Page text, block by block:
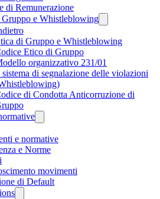
di Remunerazione
e Whistleblowing
di Gruppo e Whistleblowing
Etico di Gruppo
organizzativo 231/01
di segnalazione delle violazioni
di Condotta Anticorruzione di
e normative
e Norme
movimenti
di Default